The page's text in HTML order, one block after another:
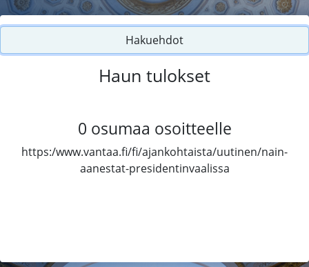
Hakuehdot
Haun tulokset
0 osumaa osoitteelle
https:/www.vantaa.fi/fi/ajankohtaista/uutinen/nain-
aanestat-presidentinvaalissa